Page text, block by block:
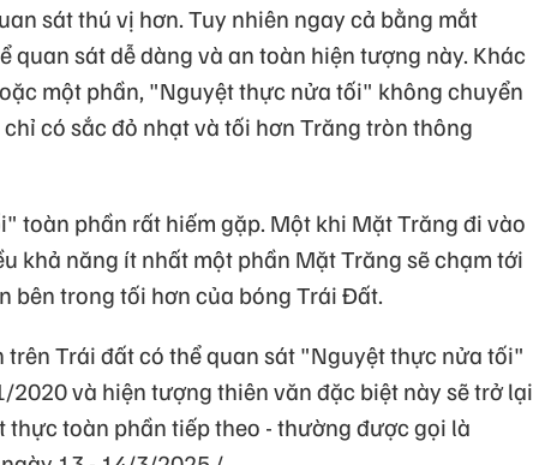
sát thú vị hơn. Tuy nhiên ngay cả bằng mắt
quan sát dễ dàng và an toàn hiện tượng này. Khác
một phần, "Nguyệt thực nửa tối" không chuyển
có sắc đỏ nhạt và tối hơn Trăng tròn thông
toàn phần rất hiếm gặp. Một khi Mặt Trăng đi vào
khả năng ít nhất một phần Mặt Trăng sẽ chạm tới
bên trong tối hơn của bóng Trái Đất.
trên Trái đất có thể quan sát "Nguyệt thực nửa tối"
và hiện tượng thiên văn đặc biệt này sẽ trở lại
toàn phần tiếp theo - thường được gọi là